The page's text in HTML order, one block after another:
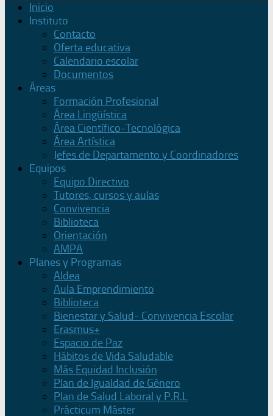
Inicio
Instituto
Contacto
Oferta educativa
Calendario escolar
Documentos
Áreas
Formación Profesional
Área Lingüística
Área Científico-Tecnológica
Área Artística
Jefes de Departamento y Coordinadores
Equipos
Equipo Directivo
Tutores, cursos y aulas
Convivencia
Biblioteca
Orientación
AMPA
Planes y Programas
Aldea
Aula Emprendimiento
Biblioteca
Bienestar y Salud- Convivencia Escolar
Erasmus+
Espacio de Paz
Hábitos de Vida Saludable
Más Equidad Inclusión
Plan de Igualdad de Género
Plan de Salud Laboral y P.R.L
Prácticum Máster